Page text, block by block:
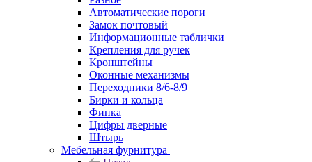
Автоматические пороги
Замок почтовый
Информационные таблички
Крепления для ручек
Кронштейны
Оконные механизмы
Переходники 8/6-8/9
Бирки и кольца
Финка
Цифры дверные
Штырь
Мебельная фурнитура